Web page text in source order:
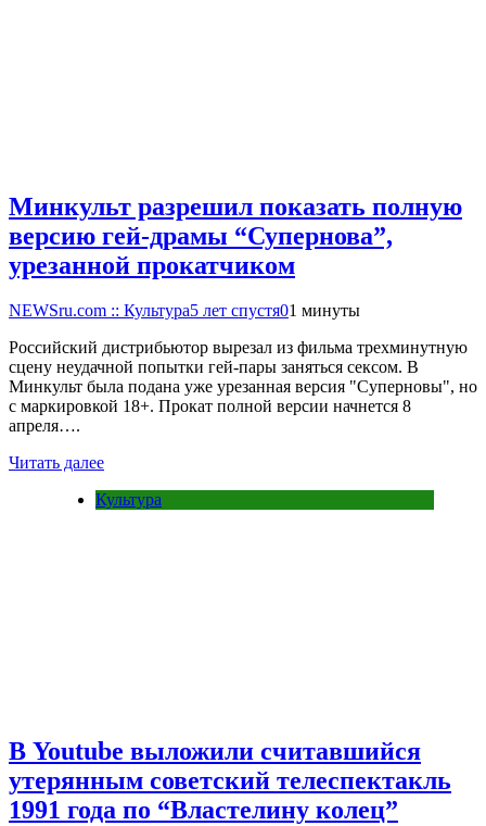
Минкульт разрешил показать полную
версию гей-драмы “Супернова”,
урезанной прокатчиком
NEWSru.com :: Культура5 лет спустя01 минуты
Российский дистрибьютор вырезал из фильма трехминутную
сцену неудачной попытки гей-пары заняться сексом. В
Минкульт была подана уже урезанная версия "Суперновы", но
с маркировкой 18+. Прокат полной версии начнется 8
апреля….
Читать далее
Культура
В Youtube выложили считавшийся
утерянным советский телеспектакль
1991 года по “Властелину колец”